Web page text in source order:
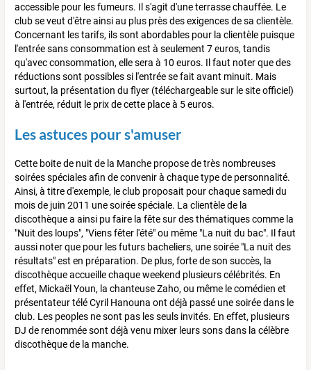
accessible pour les fumeurs. Il s'agit d'une terrasse chauffée. Le
club se veut d'être ainsi au plus près des exigences de sa clientèle.
Concernant les tarifs, ils sont abordables pour la clientèle puisque
l'entrée sans consommation est à seulement 7 euros, tandis
qu'avec consommation, elle sera à 10 euros. Il faut noter que des
réductions sont possibles si l'entrée se fait avant minuit. Mais
surtout, la présentation du flyer (téléchargeable sur le site officiel)
à l'entrée, réduit le prix de cette place à 5 euros.
Les astuces pour s'amuser
Cette boite de nuit de la Manche propose de très nombreuses
soirées spéciales afin de convenir à chaque type de personnalité.
Ainsi, à titre d'exemple, le club proposait pour chaque samedi du
mois de juin 2011 une soirée spéciale. La clientèle de la
discothèque a ainsi pu faire la fête sur des thématiques comme la
"Nuit des loups", "Viens fêter l'été" ou même "La nuit du bac". Il faut
aussi noter que pour les futurs bacheliers, une soirée "La nuit des
résultats" est en préparation. De plus, forte de son succès, la
discothèque accueille chaque weekend plusieurs célébrités. En
effet, Mickaël Youn, la chanteuse Zaho, ou même le comédien et
présentateur télé Cyril Hanouna ont déjà passé une soirée dans le
club. Les peoples ne sont pas les seuls invités. En effet, plusieurs
DJ de renommée sont déjà venu mixer leurs sons dans la célèbre
discothèque de la manche.